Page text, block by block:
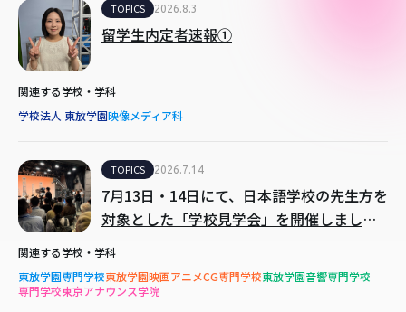
TOPICS 2026.8.3
留学生内定者速報①
関連する学校・学科
学校法人 東放学園映像メディア科
TOPICS 2026.7.14
7月13日・14日にて、日本語学校の先生方を
対象とした「学校見学会」を開催しまし
た！
関連する学校・学科
東放学園専門学校東放学園映画アニメCG専門学校東放学園音響専門学校
専門学校東京アナウンス学院